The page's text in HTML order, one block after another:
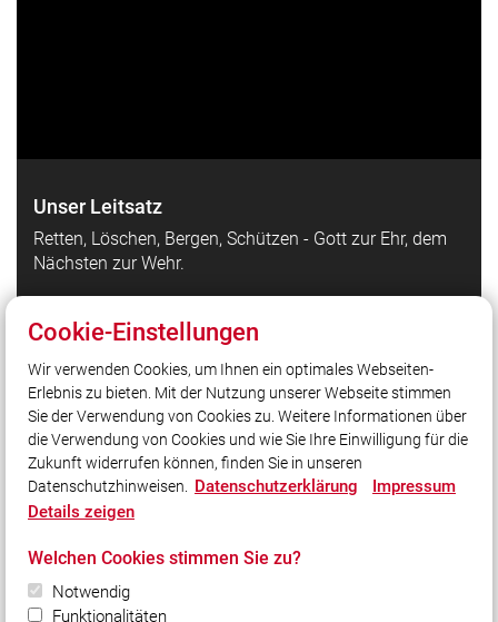
Unser Leitsatz
Retten, Löschen, Bergen, Schützen - Gott zur Ehr, dem
Nächsten zur Wehr.
Quicklinks
Partnerfeuerwehr Groß Escherde
KFV Roth
LFV Bayern
Social Media
Bleiben Sie mit uns in Kontakt und vernetzen Sie sich
mit uns!
Cookie-Einstellungen
Wir verwenden Cookies, um Ihnen ein optimales Webseiten-
Erlebnis zu bieten. Mit der Nutzung unserer Webseite stimmen
Sie der Verwendung von Cookies zu. Weitere Informationen über
die Verwendung von Cookies und wie Sie Ihre Einwilligung für die
Zukunft widerrufen können, finden Sie in unseren
Datenschutzhinweisen. Datenschutzerklärung
Impressum
Details zeigen
Welchen Cookies stimmen Sie zu?
Notwendig
Funktionalitäten